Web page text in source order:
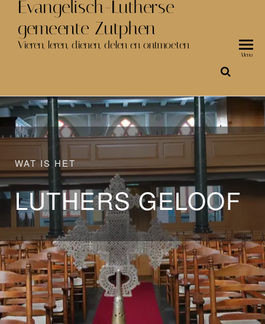
Evangelisch-Lutherse
gemeente Zutphen
Vieren, leren, dienen, delen en ontmoeten
Menu
WAT IS HET
LUTHERS GELOOF